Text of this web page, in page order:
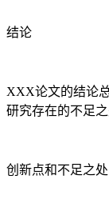
结论
XXX论文的结论
研究存在的不足
创新点和不足之处